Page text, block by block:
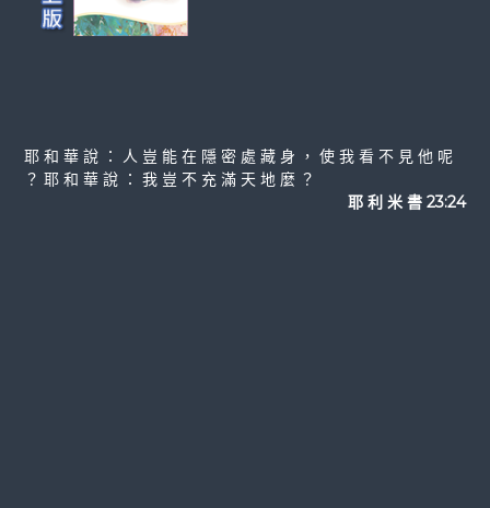
耶 和 華 說 ： 人 豈 能 在 隱 密 處 藏 身 ， 使 我 看 不 見 他 呢
？ 耶 和 華 說 ： 我 豈 不 充 滿 天 地 麼 ？
耶 利 米 書 23:24